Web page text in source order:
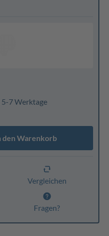
7 Werktage
den Warenkorb
Vergleichen
Fragen?